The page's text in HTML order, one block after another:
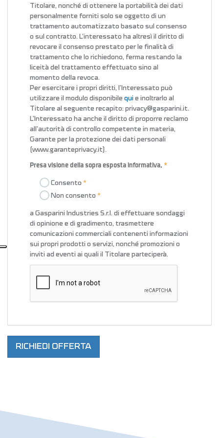
Titolare, nonché di ottenere la portabilità dei dati
personalmente forniti solo se oggetto di un
trattamento automatizzato basato sul consenso
o sul contratto. L’interessato ha altresì il diritto di
revocare il consenso prestato per le finalità di
trattamento che lo richiedono, ferma restando la
liceità del trattamento effettuato sino al
momento della revoca.
Per esercitare i propri diritti, l’Interessato può
utilizzare il modulo disponibile qui e inoltrarlo al
Titolare al seguente recapito: privacy@gasparini.it.
L’Interessato ha anche il diritto di proporre reclamo
all’autorità di controllo competente in materia,
Garante per la protezione dei dati personali
(www.garanteprivacy.it).
Presa visione della sopra esposta informativa,
Consento
Non consento
a Gasparini Industries S.r.l. di effettuare sondaggi
di opinione e di gradimento, trasmettere
comunicazioni commerciali contenenti informazioni
sui propri prodotti o servizi, nonché promozioni o
inviti ad eventi ai quali il Titolare parteciperà.
RICHIEDI OFFERTA